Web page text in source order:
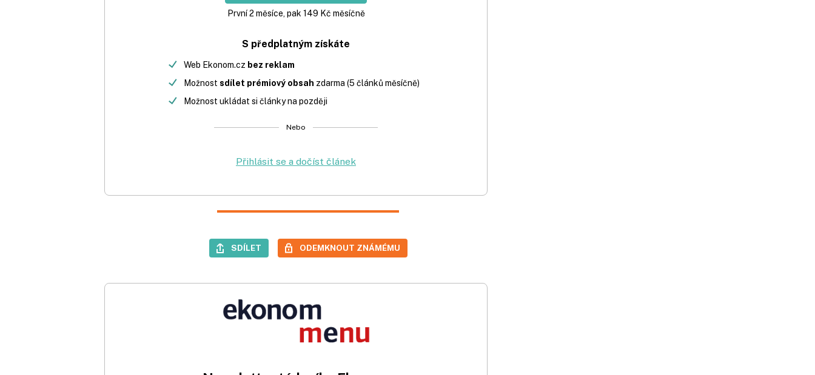
První 2 měsíce, pak 149 Kč měsíčně
S předplatným získáte
Web Ekonom.cz bez reklam
Možnost sdílet prémiový obsah zdarma (5 článků měsíčně)
Možnost ukládat si články na později
Nebo
Přihlásit se a dočíst článek
SDÍLET ODEMKNOUT ZNÁMÉMU